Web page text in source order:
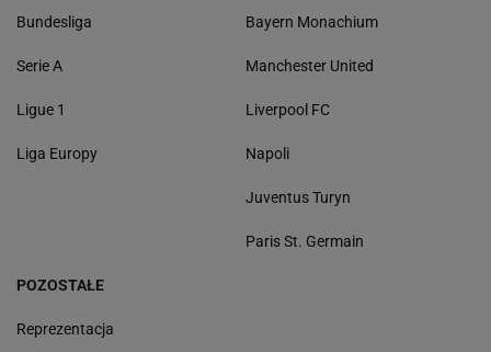
Bundesliga
Serie A
Ligue 1
Liga Europy
Bayern Monachium
Manchester United
Liverpool FC
Napoli
Juventus Turyn
Paris St. Germain
POZOSTAŁE
Reprezentacja